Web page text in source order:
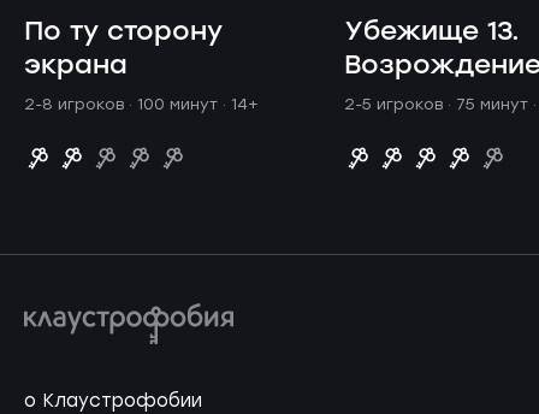
По ту сторону
экрана
2-8 игроков · 100 минут · 14+
Убежище 13.
2-5 игроков · 75 минут
о Клаустрофобии